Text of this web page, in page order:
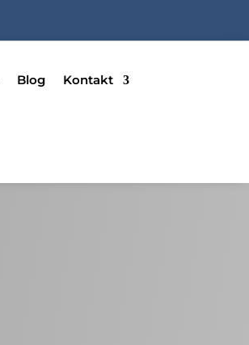
Blog Kontakt